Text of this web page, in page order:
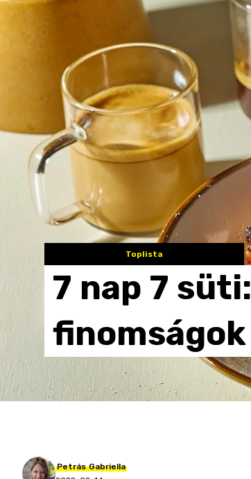
Toplista
7 nap 7 süti:
finomságok
Petrás Gabriella